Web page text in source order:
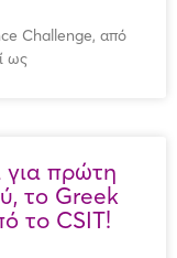
Challenge, από
ως
πρώτη
το Greek
τo CSIT!